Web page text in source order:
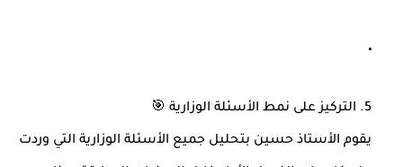
5. التركيز على نمط الأسئلة الوزارية 🎯
يقوم الأستاذ حسين بتحليل جميع الأسئلة الوزارية التي وردت